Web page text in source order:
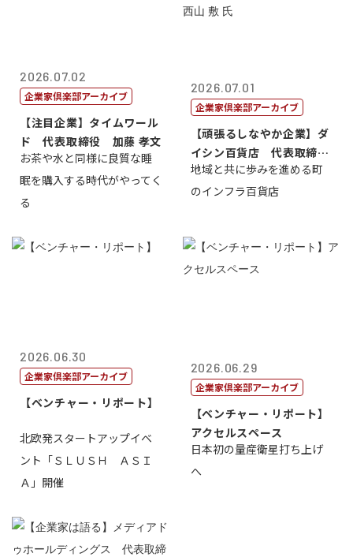
2026.07.02
企業家倶楽部アーカイブ
【注目企業】タイムワール
ド 代表取締役 加藤 孝文
お茶や水と同様に良質な睡
眠を購入する時代がやってく
る
2026.07.01
企業家倶楽部アーカイブ
【頑張るしなやか企業】ダ
イシン百貨店 代表取締役
社長 西山 ...
地域と共に歩みを進める町
のインフラ百貨店
2026.06.30
企業家倶楽部アーカイブ
【ベンチャー・リポート】
北欧発スタートアップイベ
ント「ＳＬＵＳＨ ＡＳＩ
Ａ」開催
2026.06.29
企業家倶楽部アーカイブ
【ベンチャー・リポート】
アクセルスペース
日本初の量産衛星打ち上げ
へ